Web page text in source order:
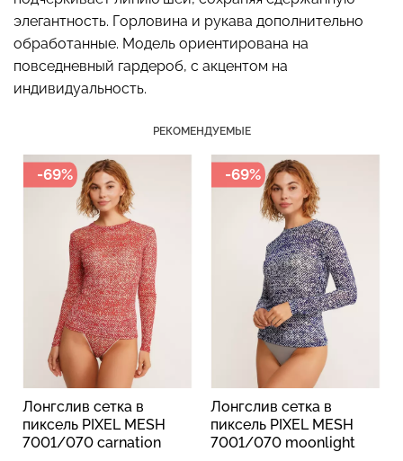
элегантность. Горловина и рукава дополнительно
обработанные. Модель ориентирована на
повседневный гардероб, с акцентом на
индивидуальность.
РЕКОМЕНДУЕМЫЕ
-69%
Лонгслив сетка в
пиксель PIXEL MESH
7001/070 carnation
-69%
Лонгслив сетка в
пиксель PIXEL MESH
7001/070 moonlight
STRING BRIEFS (черный)
179 грн.299 грн.
CAMI TOP RIB black
299 грн.499 грн.